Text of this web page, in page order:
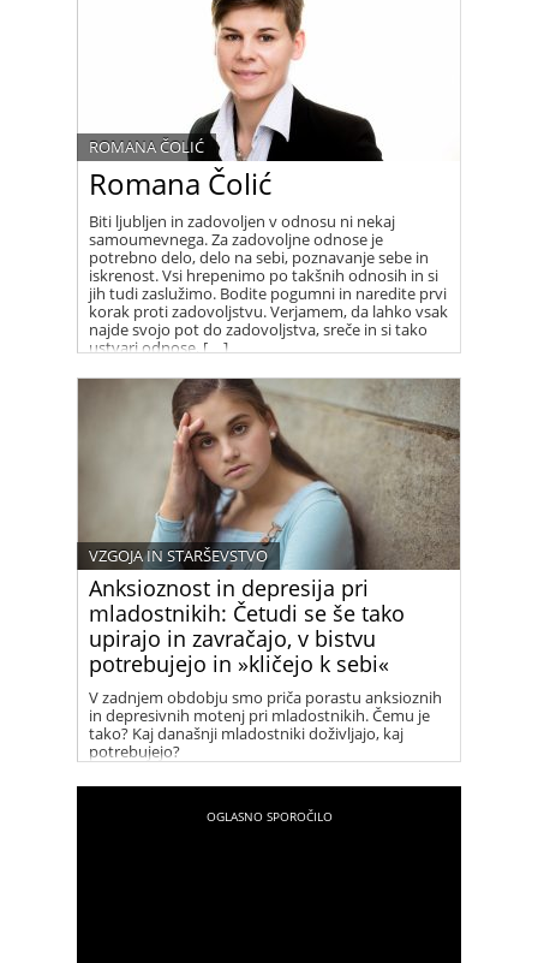
Romana Čolić
ROMANA ČOLIĆ
Biti ljubljen in zadovoljen v odnosu ni nekaj
samoumevnega. Za zadovoljne odnose je
potrebno delo, delo na sebi, poznavanje sebe in
iskrenost. Vsi hrepenimo po takšnih odnosih in si
jih tudi zaslužimo. Bodite pogumni in naredite prvi
korak proti zadovoljstvu. Verjamem, da lahko vsak
najde svojo pot do zadovoljstva, sreče in si tako
ustvari odnose, […]
Anksioznost in depresija pri
mladostnikih: Četudi se še tako
upirajo in zavračajo, v bistvu
potrebujejo in »kličejo k sebi«
VZGOJA IN STARŠEVSTVO
V zadnjem obdobju smo priča porastu anksioznih
in depresivnih motenj pri mladostnikih. Čemu je
tako? Kaj današnji mladostniki doživljajo, kaj
potrebujejo?